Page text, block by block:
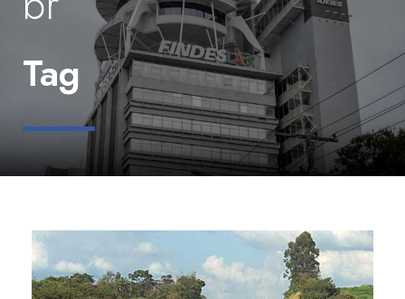
Tag